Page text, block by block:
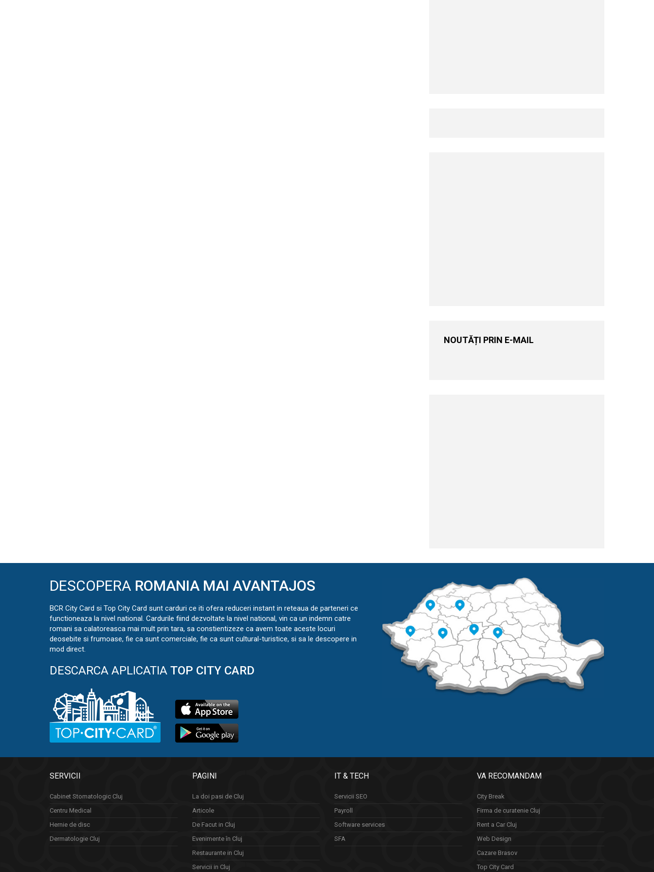
NOUTĂȚI PRIN E-MAIL
DESCOPERA ROMANIA MAI AVANTAJOS
BCR City Card si Top City Card sunt carduri ce iti ofera reduceri instant in reteaua de parteneri ce
functioneaza la nivel national. Cardurile fiind dezvoltate la nivel national, vin ca un indemn catre
romani sa calatoreasca mai mult prin tara, sa constientizeze ca avem toate aceste locuri
deosebite si frumoase, fie ca sunt comerciale, fie ca sunt cultural-turistice, si sa le descopere in
mod direct.
DESCARCA APLICATIA TOP CITY CARD
SERVICII
Cabinet Stomatologic Cluj
Centru Medical
Hernie de disc
Dermatologie Cluj
PAGINI
La doi pasi de Cluj
Articole
De Facut in Cluj
Evenimente în Cluj
Restaurante in Cluj
Servicii in Cluj
IT & TECH
Servicii SEO
Payroll
Software services
SFA
VA RECOMANDAM
City Break
Firma de curatenie Cluj
Rent a Car Cluj
Web Design
Cazare Brasov
Top City Card